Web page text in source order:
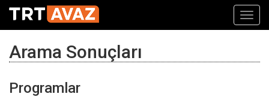
Arama Sonuçları
Programlar